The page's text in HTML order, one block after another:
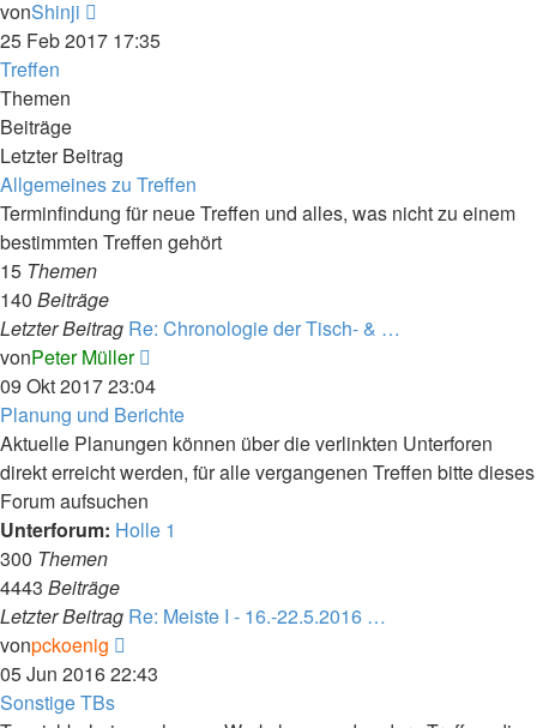
vonShinji
Beitrag
25 Feb 2017 17:35
Treffen
Themen
Beiträge
Letzter Beitrag
Allgemeines zu Treffen
Terminfindung für neue Treffen und alles, was nicht zu einem
bestimmten Treffen gehört
15 Themen
140 Beiträge
Letzter Beitrag Re: Chronologie der Tisch- & …
vonPeter Müller
Beitrag
09 Okt 2017 23:04
Planung und Berichte
Aktuelle Planungen können über die verlinkten Unterforen
direkt erreicht werden, für alle vergangenen Treffen bitte dieses
Forum aufsuchen
Unterforum: Holle 1
300 Themen
4443 Beiträge
Letzter Beitrag Re: Meiste I - 16.-22.5.2016 …
vonpckoenig
Beitrag
05 Jun 2016 22:43
Sonstige TBs